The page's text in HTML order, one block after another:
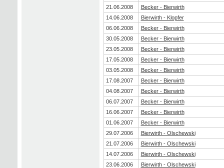
21.06.2008
Becker - Bierwirth
14.06.2008
Bierwirth - Klopfer
06.06.2008
Becker - Bierwirth
30.05.2008
Becker - Bierwirth
23.05.2008
Becker - Bierwirth
17.05.2008
Becker - Bierwirth
03.05.2008
Becker - Bierwirth
17.08.2007
Becker - Bierwirth
04.08.2007
Becker - Bierwirth
06.07.2007
Becker - Bierwirth
16.06.2007
Becker - Bierwirth
01.06.2007
Becker - Bierwirth
29.07.2006
Bierwirth - Olschewski
21.07.2006
Bierwirth - Olschewski
14.07.2006
Bierwirth - Olschewski
23.06.2006
Bierwirth - Olschewski